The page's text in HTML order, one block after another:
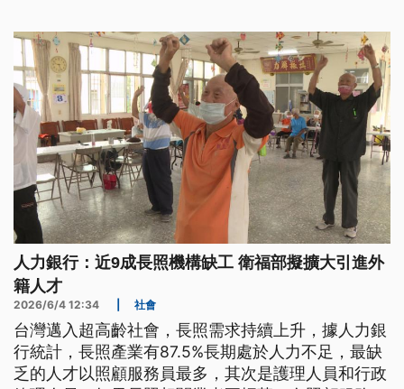
企業競爭力問題，更牽動台灣未來經濟韌性與產業平
衡發展。
人力銀行：近9成長照機構缺工 衛福部擬擴大引進外
籍人才
2026/6/4 12:34 社會
台灣邁入超高齡社會，長照需求持續上升，據人力銀
行統計，長照產業有87.5%長期處於人力不足，最缺
乏的人才以照顧服務員最多，其次是護理人員和行政